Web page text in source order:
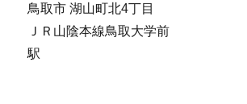
鳥取市 湖山町北4丁目
ＪＲ山陰本線鳥取大学前
駅